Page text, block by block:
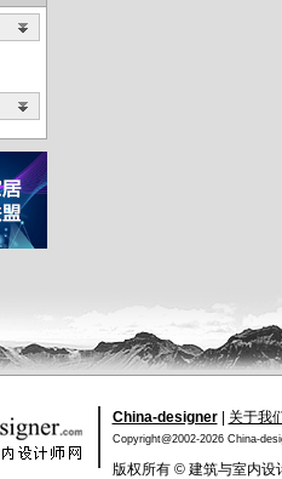
China-designer| 关于我
Copyright@2002-2026China-
版权所有©建筑与室内